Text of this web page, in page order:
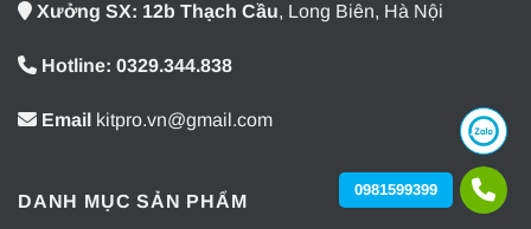
Xưởng SX: 12b Thạch Cầu, Long Biên, Hà Nội
Hotline: 0329.344.838
Email kitpro.vn@gmail.com
DANH MỤC SẢN PHẨM
0981599399